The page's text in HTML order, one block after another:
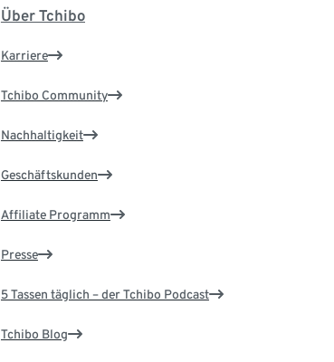
Über Tchibo
Karriere
Tchibo Community
Nachhaltigkeit
Geschäftskunden
Affiliate Programm
Presse
5 Tassen täglich – der Tchibo Podcast
Tchibo Blog